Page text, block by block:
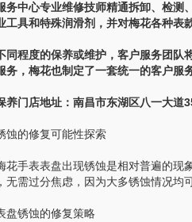
心专业维修技师精通拆卸、检测
工具和特殊润滑剂，并对梅花各种表
度的保养或维护，客户服务团队
务，梅花也制定了一套统一的客户服
门店地址：南昌市东湖区八一大道
的修复可能性探索
表表盘出现锈蚀是相对普遍的现
无需过分焦虑，因为大多锈蚀情况均
锈蚀的修复策略